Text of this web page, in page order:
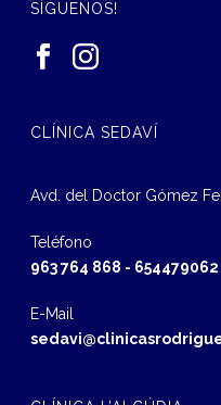
SÍGUENOS!
CLÍNICA SEDAVÍ
Avd. del Doctor Gómez
Teléfono
963 764 868 - 654479062
E-Mail